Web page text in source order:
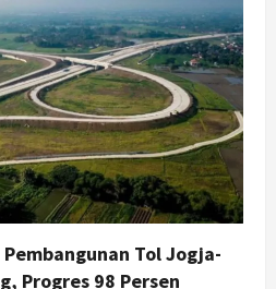
Tol Jogja-
Progres 98 Persen